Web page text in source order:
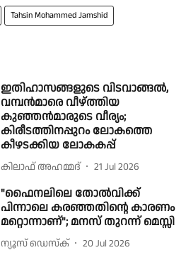
Tahsin Mohammed Jamshid
ഇതിഹാസങ്ങളുടെ വിടവാങ്ങൽ,
വമ്പൻമാരെ വീഴ്ത്തിയ
കുഞ്ഞൻമാരുടെ വീര്യം;
കിരീടത്തിനപ്പുറം ലോകത്തെ
കീഴടക്കിയ ലോകകപ്പ്
കിലാഫ് അഹമ്മദ് 21 Jul 2026
"ഫൈനലിലെ തോൽവിക്ക്
പിന്നാലെ കരഞ്ഞതിൻ്റെ കാരണം
മറ്റൊന്നാണ്"; മനസ് തുറന്ന് മെസ്സി
ന്യൂസ് ഡെസ്ക് 20 Jul 2026